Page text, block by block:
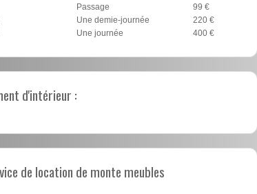
Passage
99 €
Une demie-journée
220 €
Une journée 400 €
d'intérieur :
de location de monte meubles